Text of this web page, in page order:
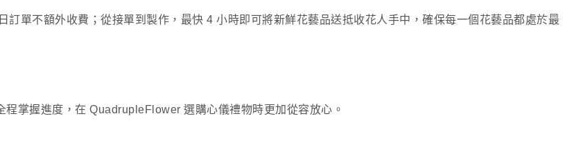
單不額外收費；從接單到製作，最快 4 小時即可將新鮮花藝品送抵收花人手中，確保每一個花藝品都處於最
掌握進度，在 QuadrupleFlower 選購心儀禮物時更加從容放心。